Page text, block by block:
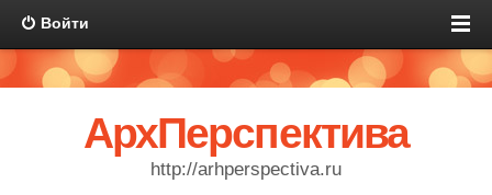
Войти
АрхПерспектива
http://arhperspectiva.ru